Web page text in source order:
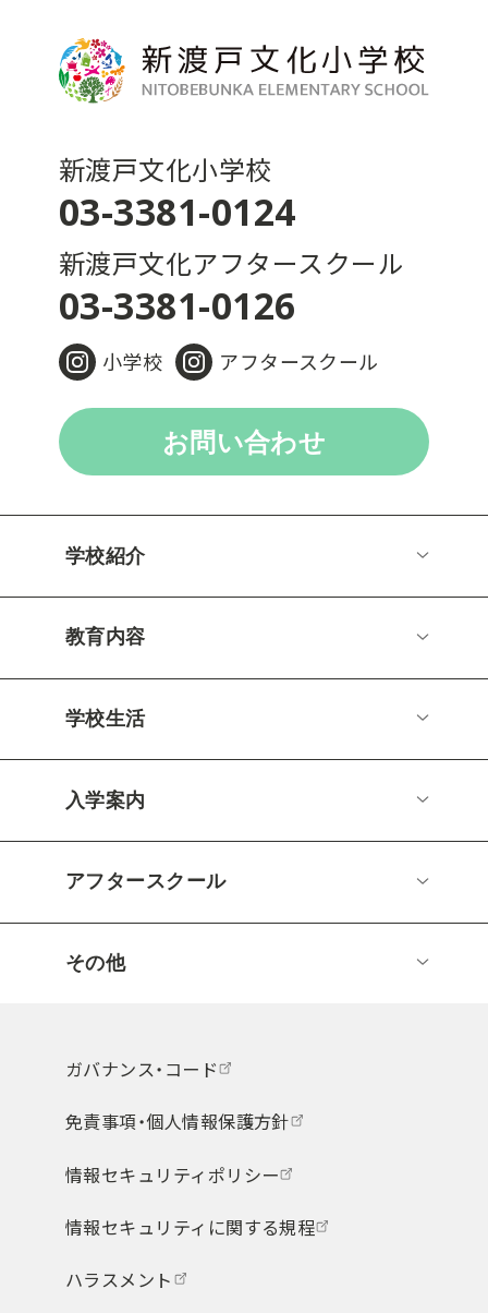
新渡戸文化小学校
03-3381-0124
新渡戸文化アフタースクール
03-3381-0126
小学校 アフタースクール
お問い合わせ
学校紹介
教育内容
学校生活
入学案内
アフタースクール
その他
ガバナンス・コード
免責事項・個人情報保護方針
情報セキュリティポリシー
情報セキュリティに関する規程
ハラスメント